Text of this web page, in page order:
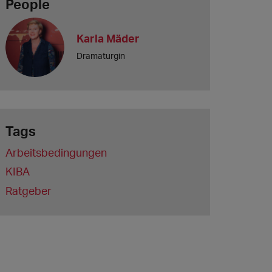
People
Karla Mäder
Dramaturgin
Tags
Arbeitsbedingungen
KIBA
Ratgeber